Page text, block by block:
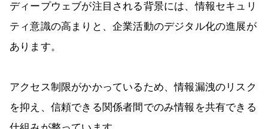
ディープウェブが注目される背景には、情報セキュリ
ティ意識の高まりと、企業活動のデジタル化の進展が
あります。
アクセス制限がかかっているため、情報漏洩のリスク
を抑え、信頼できる関係者間でのみ情報を共有できる